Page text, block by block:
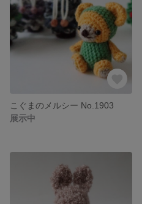
こぐまのメルシー No.1903
展示中